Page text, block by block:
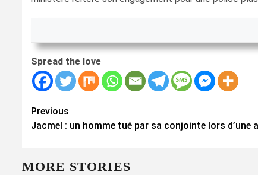
Spread the love
Continue
Reading
Previous
Jacmel : un homme tué par sa conjointe lors d’une
MORE STORIES